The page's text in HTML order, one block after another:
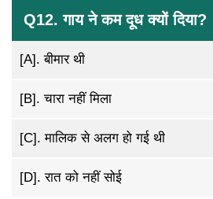
Q12. गाय ने कम दूध क्यों दिया?
[A].बीमार थी
[B].चारा नहीं मिला
[C].मालिक से अलग हो गई थी
[D].रात को नहीं सोई